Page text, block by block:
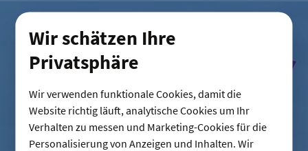
Wir schätzen Ihre
Privatsphäre
Wir verwenden funktionale Cookies, damit die
Website richtig läuft, analytische Cookies um Ihr
Verhalten zu messen und Marketing-Cookies für die
Personalisierung von Anzeigen und Inhalten. Wir
Wizz Air baut Präsenz am BER aus